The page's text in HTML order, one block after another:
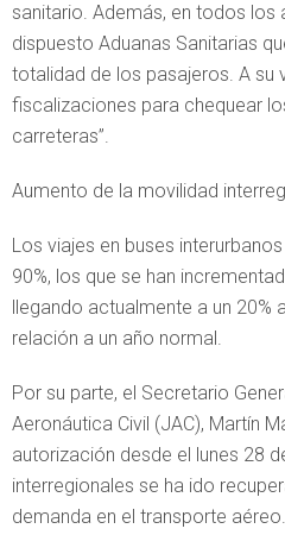
sanitario. Además, en todos los
dispuesto Aduanas Sanitarias
totalidad de los pasajeros. A su
fiscalizaciones para chequear
carreteras”.
Aumento de la movilidad
Los viajes en buses
90%, los que se han
llegando actualmente a un 20%
relación a un año normal.
Por su parte, el Secretario
Aeronáutica Civil (JAC), Martín
autorización desde el lunes 28
interregionales se ha ido
demanda en el transporte